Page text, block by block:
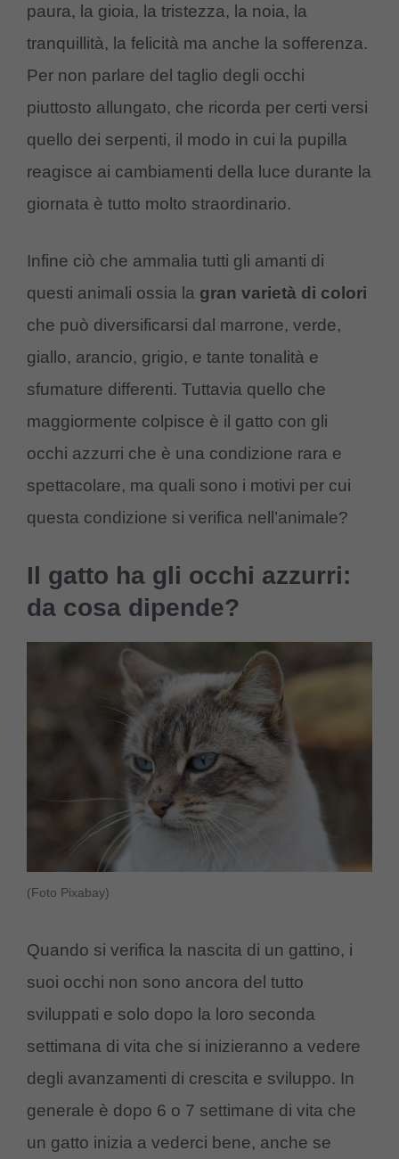
paura, la gioia, la tristezza, la noia, la
tranquillità, la felicità ma anche la sofferenza.
Per non parlare del taglio degli occhi
piuttosto allungato, che ricorda per certi versi
quello dei serpenti, il modo in cui la pupilla
reagisce ai cambiamenti della luce durante la
giornata è tutto molto straordinario.
Infine ciò che ammalia tutti gli amanti di
questi animali ossia la gran varietà di colori
che può diversificarsi dal marrone, verde,
giallo, arancio, grigio, e tante tonalità e
sfumature differenti. Tuttavia quello che
maggiormente colpisce è il gatto con gli
occhi azzurri che è una condizione rara e
spettacolare, ma quali sono i motivi per cui
questa condizione si verifica nell’animale?
Il gatto ha gli occhi azzurri:
da cosa dipende?
(Foto Pixabay)
Quando si verifica la nascita di un gattino, i
suoi occhi non sono ancora del tutto
sviluppati e solo dopo la loro seconda
settimana di vita che si inizieranno a vedere
degli avanzamenti di crescita e sviluppo. In
generale è dopo 6 o 7 settimane di vita che
un gatto inizia a vederci bene, anche se